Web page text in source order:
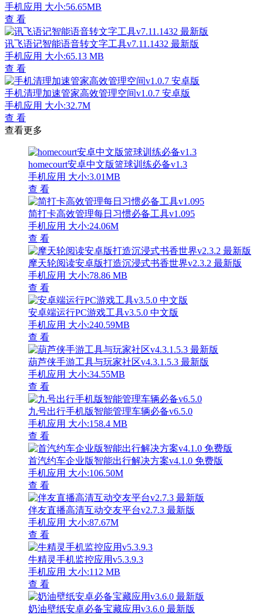
手机应用 大小:56.65MB
查 看
讯飞语记智能语音转文字工具v7.11.1432 最新版
手机应用 大小:65.13 MB
查 看
手机清理加速管家高效管理空间v1.0.7 安卓版
手机应用 大小:32.7M
查 看
查看更多
homecourt安卓中文版篮球训练必备v1.3
手机应用 大小:3.01MB
查 看
简打卡高效管理每日习惯必备工具v1.095
手机应用 大小:24.06M
查 看
摩天轮阅读安卓版打造沉浸式书香世界v2.3.2 最新版
手机应用 大小:78.86 MB
查 看
安卓端运行PC游戏工具v3.5.0 中文版
手机应用 大小:240.59MB
查 看
葫芦侠手游工具与玩家社区v4.3.1.5.3 最新版
手机应用 大小:34.55MB
查 看
九号出行手机版智能管理车辆必备v6.5.0
手机应用 大小:158.4 MB
查 看
首汽约车企业版智能出行解决方案v4.1.0 免费版
手机应用 大小:106.50M
查 看
伴友直播高清互动交友平台v2.7.3 最新版
手机应用 大小:87.67M
查 看
牛精灵手机监控应用v5.3.9.3
手机应用 大小:112 MB
查 看
奶油壁纸安卓必备宝藏应用v3.6.0 最新版